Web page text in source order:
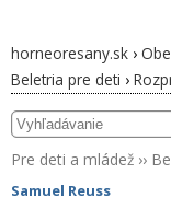
horneoresany.sk ›
Beletria pre deti ›
Pre deti a mládež ››
Samuel Reuss